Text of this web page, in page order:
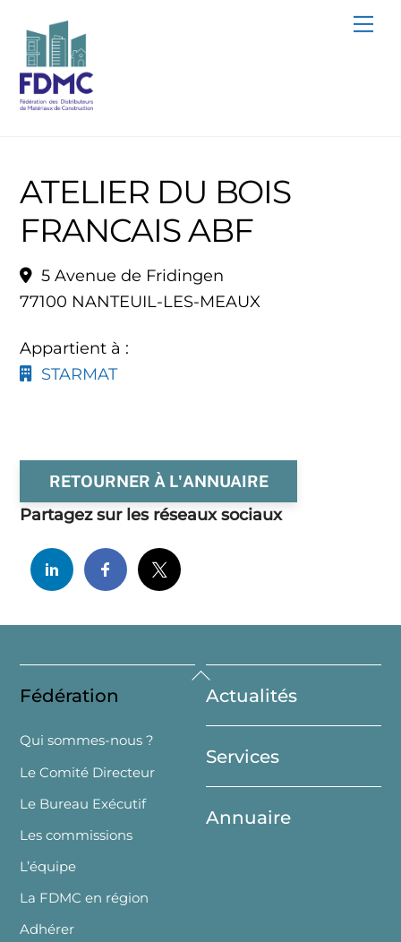
content
ATELIER DU BOIS
FRANCAIS ABF
5 Avenue de Fridingen
77100 NANTEUIL-LES-MEAUX
Appartient à :
STARMAT
RETOURNER À L'ANNUAIRE
Partagez sur les réseaux sociaux
Back
To
Top
Fédération
Qui sommes-nous ?
Le Comité Directeur
Le Bureau Exécutif
Les commissions
L’équipe
La FDMC en région
Adhérer
Actualités
Services
Annuaire